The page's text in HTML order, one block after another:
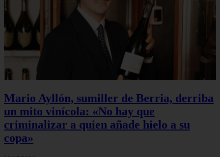
Mario Ayllón, sumiller de Berria, derriba
un mito vinícola: «No hay que
criminalizar a quien añade hielo a su
copa»